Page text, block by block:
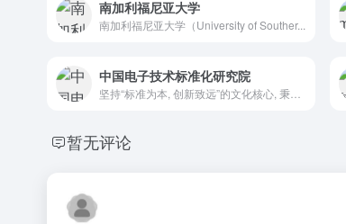
南加利福尼亚大学
南加利福尼亚大学（University of Souther...
中国电子技术标准化研究院
暂无评论